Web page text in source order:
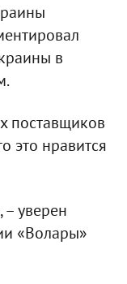
в
поставщиков
это нравится
– уверен
«Волары»